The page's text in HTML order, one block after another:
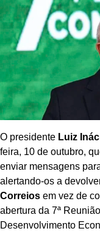
O presidente Luiz
feira, 10 de outubro,
enviar mensagens
alertando-os a
Correios em vez de
abertura da 7ª
Desenvolvimento